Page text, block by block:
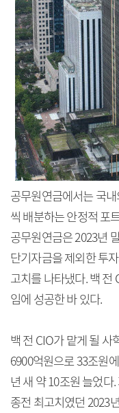
공무원연금에서는 국
씩 배분하는 안정적 포
공무원연금은 2023년
단기자금을 제외한 투
고치를 나타냈다. 백 전
임에 성공한 바 있다.
백 전 CIO가 맡게 될 사
6900억원으로 33조원
년 새 약 10조원 늘었
종전 최고치였던 2023